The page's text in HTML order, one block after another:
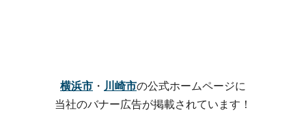
横浜市 ・ 川崎市の公式ホームページに
当社のバナー広告が掲載されています！